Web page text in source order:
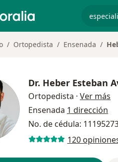
Ortopedista Ensenada
Dr. Heber Esteban
Ortopedista · Ver más
Ensenada 1 dirección
No. de cédula:
120